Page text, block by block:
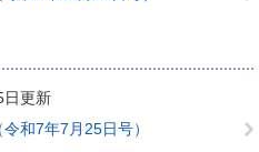
日更新
和7年7月25日号）